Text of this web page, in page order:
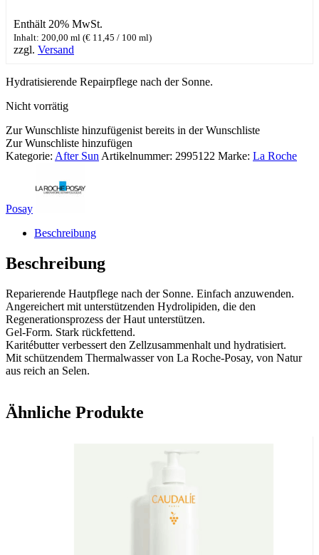
Enthält 20% MwSt.
Inhalt: 200,00 ml (€ 11,45 / 100 ml)
zzgl. Versand
Hydratisierende Repairpflege nach der Sonne.
Nicht vorrätig
Zur Wunschliste hinzufügenist bereits in der Wunschliste
Zur Wunschliste hinzufügen
Kategorie: After Sun Artikelnummer: 2995122 Marke: La Roche
Posay
Beschreibung
Beschreibung
Reparierende Hautpflege nach der Sonne. Einfach anzuwenden.
Angereichert mit unterstützenden Hydrolipiden, die den
Regenerationsprozess der Haut unterstützen.
Gel-Form. Stark rückfettend.
Karitébutter verbessert den Zellzusammenhalt und hydratisiert.
Mit schützendem Thermalwasser von La Roche-Posay, von Natur
aus reich an Selen.
Ähnliche Produkte